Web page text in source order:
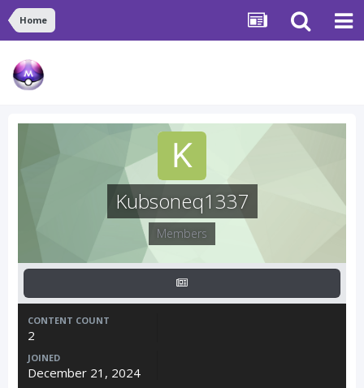
Home
Kubsoneq1337
Members
CONTENT COUNT
2
JOINED
December 21, 2024